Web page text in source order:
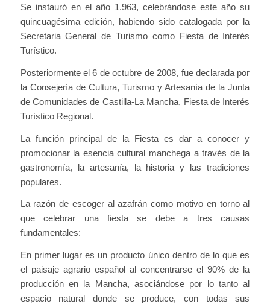
Se instauró en el año 1.963, celebrándose este año su
quincuagésima edición, habiendo sido catalogada por la
Secretaria General de Turismo como Fiesta de Interés
Turístico.
Posteriormente el 6 de octubre de 2008, fue declarada por
la Consejería de Cultura, Turismo y Artesanía de la Junta
de Comunidades de Castilla-La Mancha, Fiesta de Interés
Turístico Regional.
La función principal de la Fiesta es dar a conocer y
promocionar la esencia cultural manchega a través de la
gastronomía, la artesanía, la historia y las tradiciones
populares.
La razón de escoger al azafrán como motivo en torno al
que celebrar una fiesta se debe a tres causas
fundamentales:
En primer lugar es un producto único dentro de lo que es
el paisaje agrario español al concentrarse el 90% de la
producción en la Mancha, asociándose por lo tanto al
espacio natural donde se produce, con todas sus